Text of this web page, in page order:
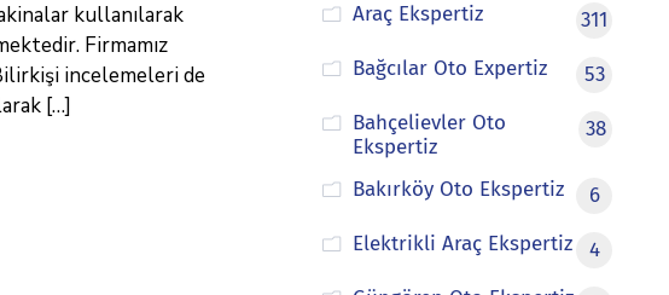
kullanılarak
Firmamız
incelemeleri de
[…]
Araç Ekspertiz
311
Bağcılar Oto Expertiz
53
Bahçelievler Oto
Ekspertiz
38
Bakırköy Oto Ekspertiz
6
Elektrikli Araç Ekspertiz
4